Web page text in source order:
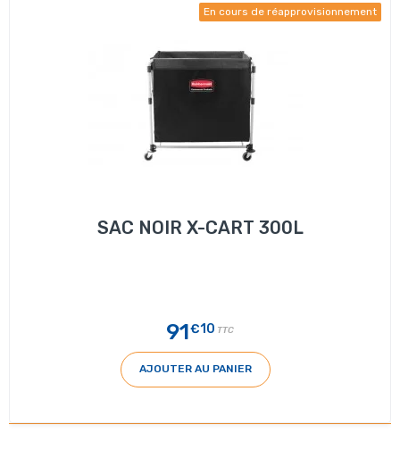
En cours de réapprovisionnement
SAC NOIR X-CART 300L
91€10 TTC
AJOUTER AU PANIER